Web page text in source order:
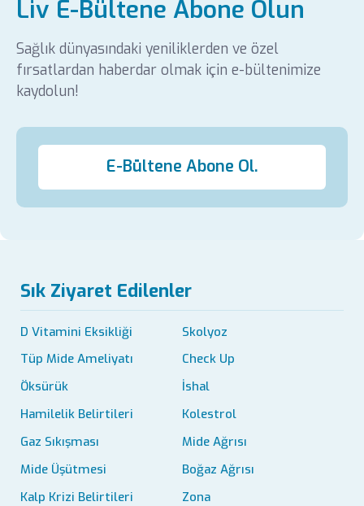
Liv E-Bültene Abone Olun
Sağlık dünyasındaki yeniliklerden ve özel
fırsatlardan haberdar olmak için e-bültenimize
kaydolun!
E-Bültene Abone Ol.
Sık Ziyaret Edilenler
D Vitamini Eksikliği
Skolyoz
Tüp Mide Ameliyatı
Check Up
Öksürük
İshal
Hamilelik Belirtileri
Kolestrol
Gaz Sıkışması
Mide Ağrısı
Mide Üşütmesi
Boğaz Ağrısı
Kalp Krizi Belirtileri
Zona